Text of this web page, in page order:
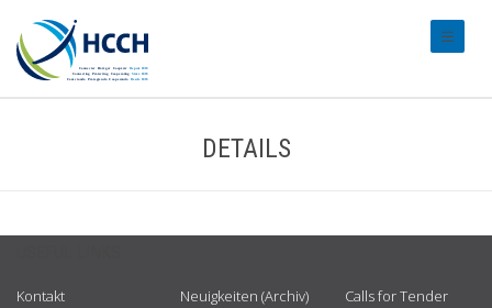
DETAILS
Kontakt
Neuigkeiten (Archiv)
Calls for Tender